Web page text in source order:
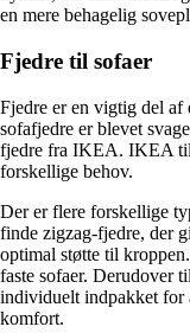
en mere behagelig
Fjedre til sofaer
Fjedre er en vigtig del af
sofafjedre er blevet
fjedre fra IKEA. IKEA
forskellige behov.
Der er flere forskellige
finde zigzag-fjedre, der
optimal støtte til
faste sofaer. Derudover
individuelt indpakket for
komfort.